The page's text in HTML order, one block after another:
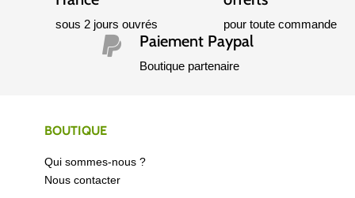
sous 2 jours ouvrés pour toute commande
 Paiement Paypal
Boutique partenaire
BOUTIQUE
Qui sommes-nous ?
Nous contacter